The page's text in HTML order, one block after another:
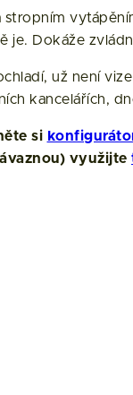
je. Dokáže
už není
kancelářích,
si
využijte